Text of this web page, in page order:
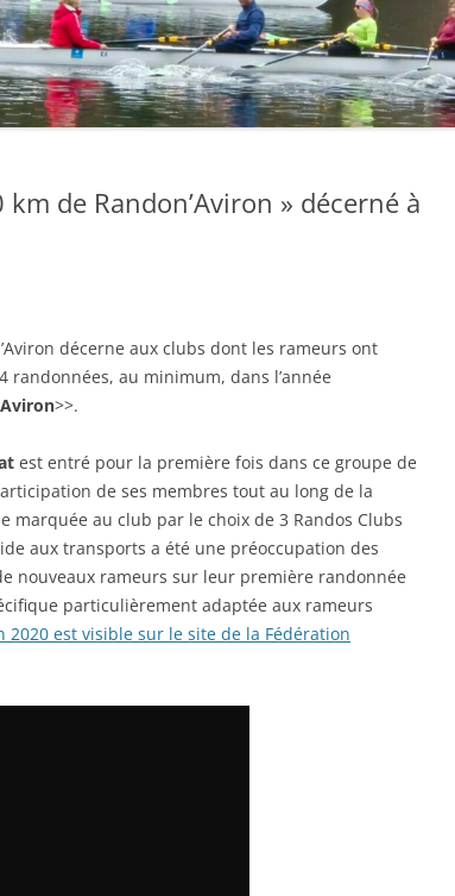
de Randon’Aviron » décerné à
décerne aux clubs dont les rameurs ont
au minimum, dans l’année
>>.
est entré pour la première fois dans ce groupe de
de ses membres tout au long de la
marquée au club par le choix de 3 Randos Clubs
aux transports a été une préoccupation des
nouveaux rameurs sur leur première randonnée
particulièrement adaptée aux rameurs
2020 est visible sur le site de la Fédération